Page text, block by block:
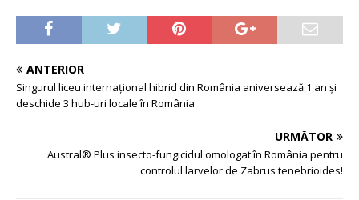
ANTERIOR
Singurul liceu internațional hibrid din România aniversează 1 an și
deschide 3 hub-uri locale în România
URMĂTOR
Austral® Plus insecto-fungicidul omologat în România pentru
controlul larvelor de Zabrus tenebrioides!